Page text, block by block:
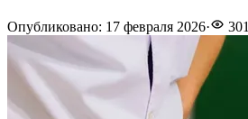
Опубликовано: 17 февраля 2026· 301